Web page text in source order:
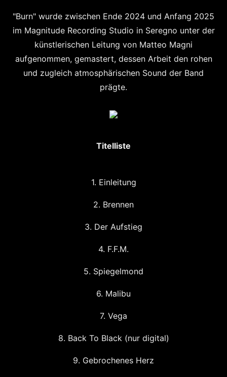
"Burn" wurde zwischen Ende 2024 und Anfang 2025
im Magnitude Recording Studio in Seregno unter der
künstlerischen Leitung von Matteo Magni
aufgenommen, gemastert, dessen Arbeit den rohen
und zugleich atmosphärischen Sound der Band
prägte.
Titelliste
1. Einleitung
2. Brennen
3. Der Aufstieg
4. F.F.M.
5. Spiegelmond
6. Malibu
7. Vega
8. Back To Black (nur digital)
9. Gebrochenes Herz